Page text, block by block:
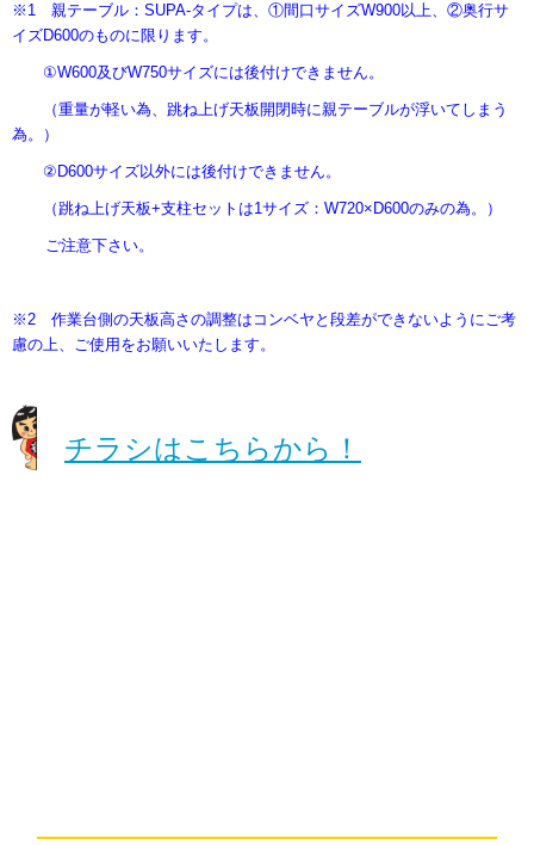
※1 親テーブル：SUPA-タイプは、①間口サイズW900以上、②奥行サ
イズD600のものに限ります。
①W600及びW750サイズには後付けできません。
（重量が軽い為、跳ね上げ天板開閉時に親テーブルが浮いてしまう
為。）
②D600サイズ以外には後付けできません。
（跳ね上げ天板+支柱セットは1サイズ：W720×D600のみの為。）
ご注意下さい。
※2 作業台側の天板高さの調整はコンベヤと段差ができないようにご考
慮の上、ご使用をお願いいたします。
チラシはこちらから！